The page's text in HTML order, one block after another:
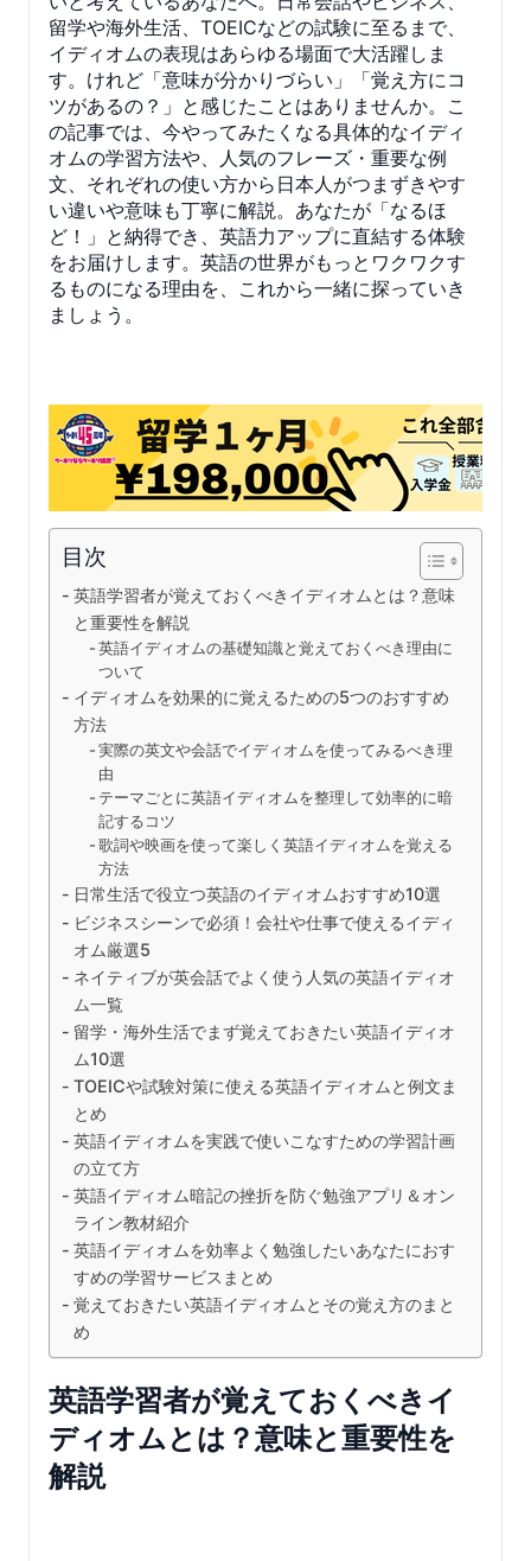
留学や海外生活、TOEICなどの試験に至るまで、
イディオムの表現はあらゆる場面で大活躍しま
す。けれど「意味が分かりづらい」「覚え方にコ
ツがあるの？」と感じたことはありませんか。こ
の記事では、今やってみたくなる具体的なイディ
オムの学習方法や、人気のフレーズ・重要な例
文、それぞれの使い方から日本人がつまずきやす
い違いや意味も丁寧に解説。あなたが「なるほ
ど！」と納得でき、英語力アップに直結する体験
をお届けします。英語の世界がもっとワクワクす
るものになる理由を、これから一緒に探っていき
ましょう。
目次
英語学習者が覚えておくべきイディオムとは？意味
と重要性を解説
英語イディオムの基礎知識と覚えておくべき理由に
ついて
イディオムを効果的に覚えるための5つのおすすめ
方法
実際の英文や会話でイディオムを使ってみるべき理
由
テーマごとに英語イディオムを整理して効率的に暗
記するコツ
歌詞や映画を使って楽しく英語イディオムを覚える
方法
日常生活で役立つ英語のイディオムおすすめ10選
ビジネスシーンで必須！会社や仕事で使えるイディ
オム厳選5
ネイティブが英会話でよく使う人気の英語イディオ
ム一覧
留学・海外生活でまず覚えておきたい英語イディオ
ム10選
TOEICや試験対策に使える英語イディオムと例文ま
とめ
英語イディオムを実践で使いこなすための学習計画
の立て方
英語イディオム暗記の挫折を防ぐ勉強アプリ＆オン
ライン教材紹介
英語イディオムを効率よく勉強したいあなたにおす
すめの学習サービスまとめ
覚えておきたい英語イディオムとその覚え方のまと
め
英語学習者が覚えておくべきイ
ディオムとは？意味と重要性を
解説